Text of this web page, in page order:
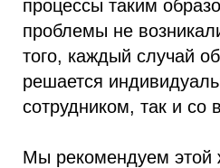
процессы таким
проблемы не
того, каждый случай
решается
сотрудником, так и со
Мы рекомендуем этой